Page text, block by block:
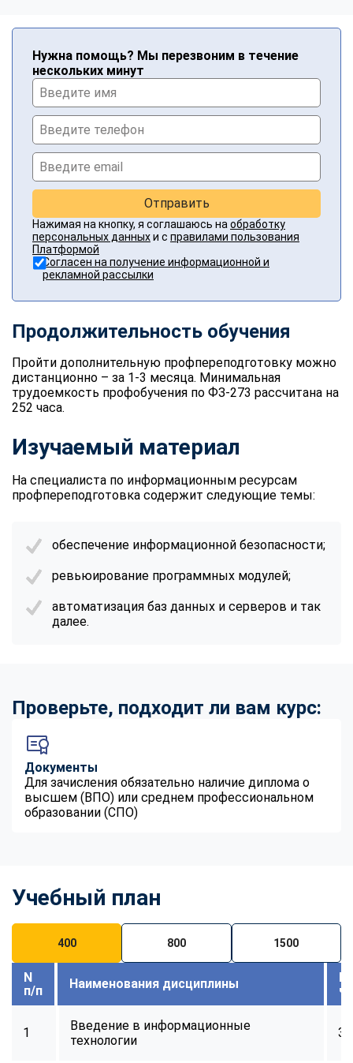
Нужна помощь? Мы перезвоним в течение
нескольких минут
Отправить
Нажимая на кнопку, я соглашаюсь на обработку
персональных данныхи с правилами пользования
Платформой
Согласен на получение информационной и
рекламной рассылки
Продолжительность обучения
Пройти дополнительную профпереподготовку можно
дистанционно – за 1-3 месяца. Минимальная
трудоемкость профобучения по ФЗ-273 рассчитана на
252 часа.
Изучаемый материал
На специалиста по информационным ресурсам
профпереподготовка содержит следующие темы:
обеспечение информационной безопасности;
ревьюирование программных модулей;
автоматизация баз данных и серверов и так
далее.
Проверьте, подходит ли вам курс:
Документы
Для зачисления обязательно наличие диплома о
высшем (ВПО) или среднем профессиональном
образовании (СПО)
Учебный план
400 800 1500
N
п/п
Наименования дисциплины
1
Введение в информационные
технологии
32